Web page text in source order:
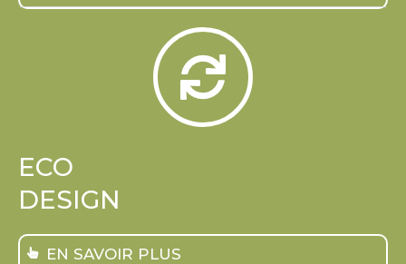
ECO
DESIGN
EN SAVOIR PLUS